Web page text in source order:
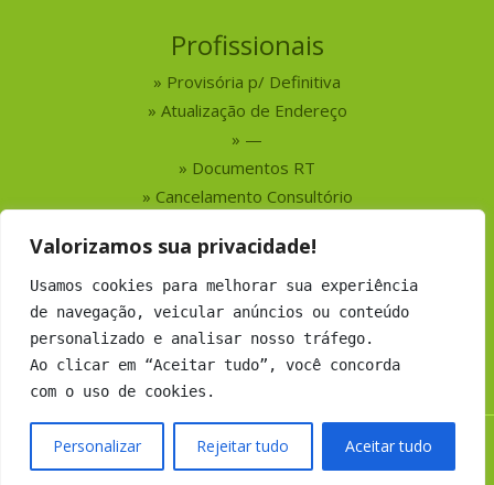
Valorizamos sua privacidade!
Usamos cookies para melhorar sua experiência
de navegação, veicular anúncios ou conteúdo
personalizado e analisar nosso tráfego.
Ao clicar em “Aceitar tudo”, você concorda
com o uso de cookies.
Personalizar Rejeitar tudo Aceitar tudo
Profissionais
Provisória p/ Definitiva
Atualização de Endereço
—
Documentos RT
Cancelamento Consultório
Serviços
Busca por Profissionais
Busca por Empresas
Números do CRMV-MS
Copyright 2019 CRMV-MS - Todos os direitos Reservados.
Desenvolvimento:Argo Soluções